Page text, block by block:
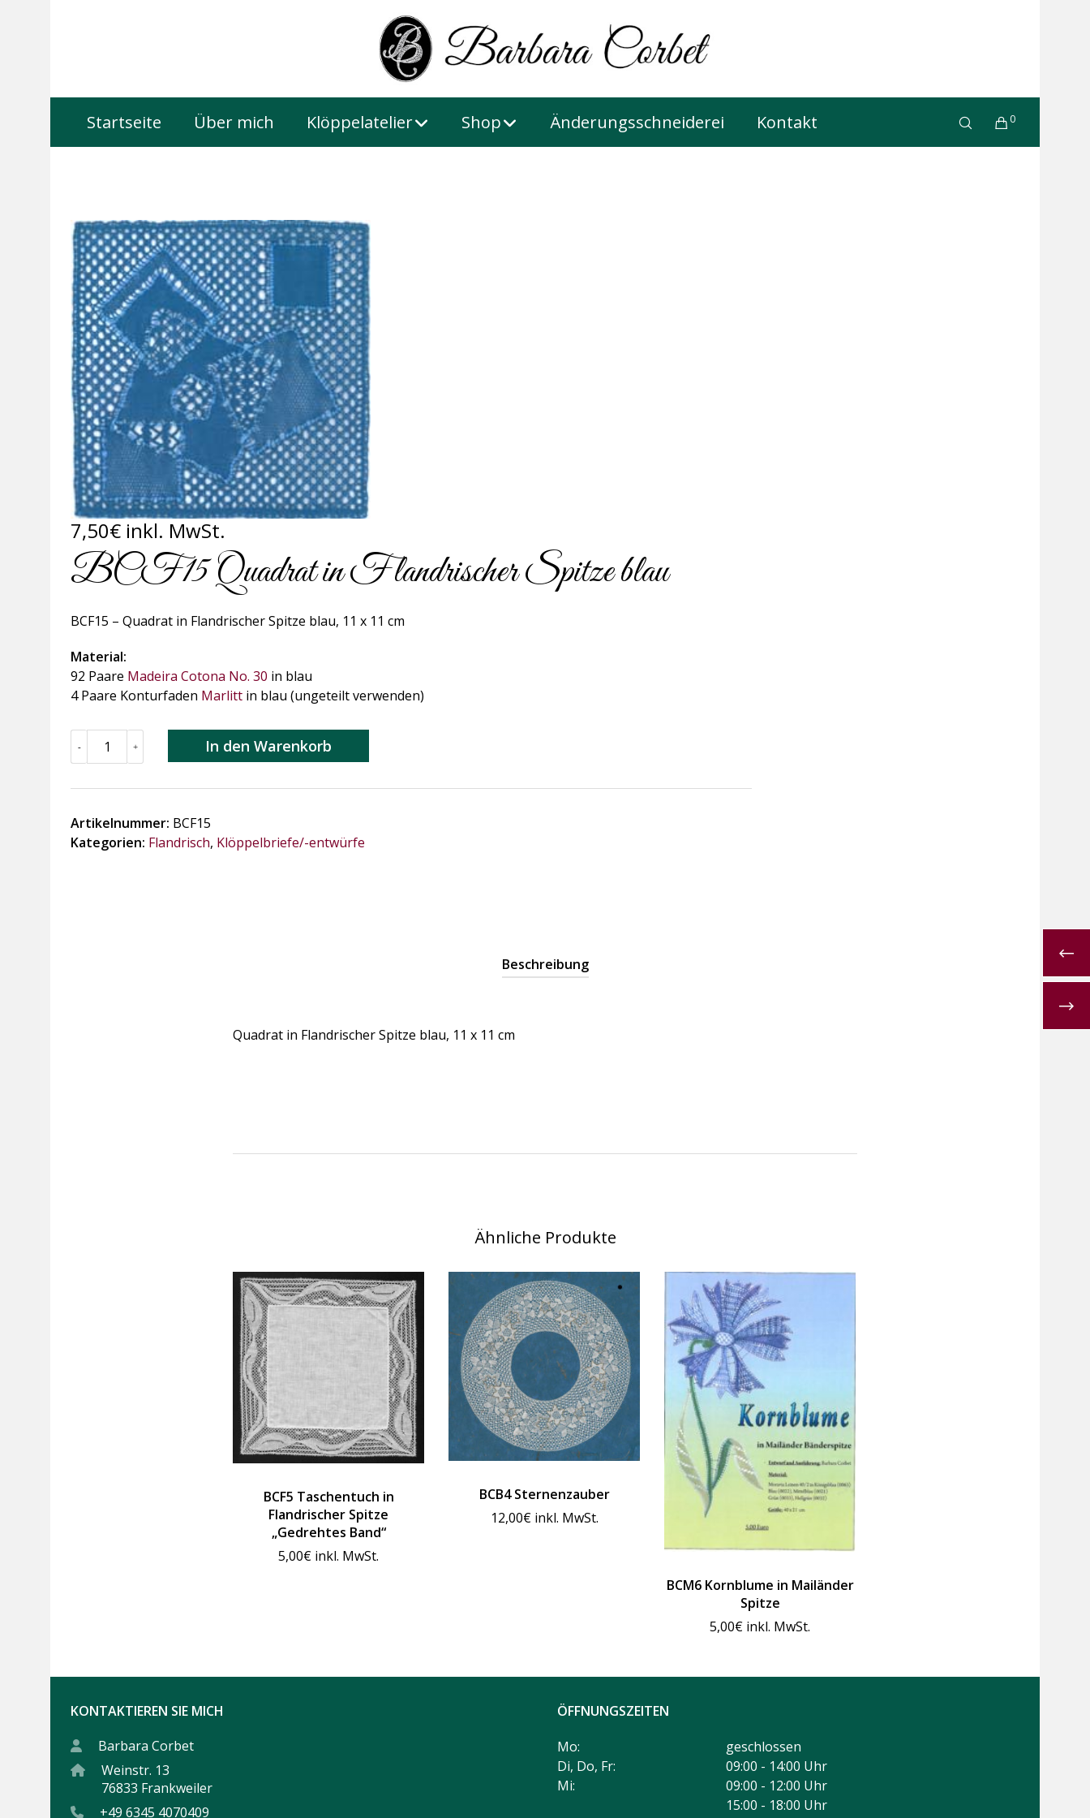
0
Startseite Über mich Klöppelatelier Shop Änderungsschneiderei Kontakt
7,50€ inkl. MwSt.
BCF15 Quadrat in Flandrischer Spitze blau
BCF15 – Quadrat in Flandrischer Spitze blau, 11 x 11 cm
Material:
92 Paare Madeira Cotona No. 30 in blau
4 Paare Konturfaden Marlitt in blau (ungeteilt verwenden)
BCF15
Quadrat
Spitze
blau
Menge
- + In den Warenkorb
Artikelnummer: BCF15
Kategorien: Flandrisch, Klöppelbriefe/-entwürfe
Beschreibung
Quadrat in Flandrischer Spitze blau, 11 x 11 cm
Ähnliche Produkte
BCF5 Taschentuch in
Flandrischer Spitze
„Gedrehtes Band“
5,00€ inkl. MwSt.
BCB4 Sternenzauber
12,00€ inkl. MwSt.
BCM6 Kornblume in Mailänder
Spitze
5,00€ inkl. MwSt.
KONTAKTIEREN SIE MICH
Barbara Corbet
Weinstr. 13
76833 Frankweiler
+49 6345 4070409
ÖFFNUNGSZEITEN
Mo:
geschlossen
Di, Do, Fr:
09:00 - 14:00 Uhr
Mi:
09:00 - 12:00 Uhr
15:00 - 18:00 Uhr